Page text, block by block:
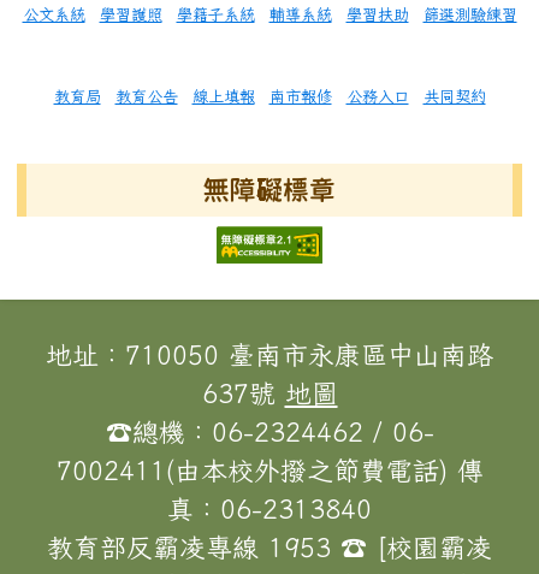
公文系統 學習護照 學籍子系統 輔導系統 學習扶助 篩選測驗練習
教育局 教育公告 線上填報 南市報修 公務入口 共同契約
無障礙標章
頁尾區域內容
地址：710050 臺南市永康區中山南路
637號 地圖
☎總機：06-2324462 / 06-
7002411(由本校外撥之節費電話) 傳
真：06-2313840
教育部反霸凌專線 1953 ☎ [校園霸凌